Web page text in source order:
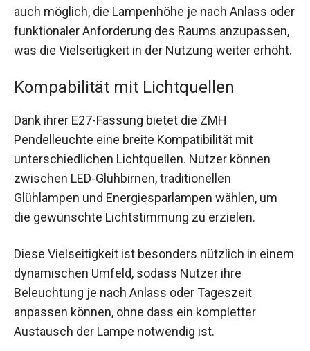
auch möglich, die Lampenhöhe je nach Anlass oder
funktionaler Anforderung des Raums anzupassen,
was die Vielseitigkeit in der Nutzung weiter erhöht.
Kompabilität mit Lichtquellen
Dank ihrer E27-Fassung bietet die ZMH
Pendelleuchte eine breite Kompatibilität mit
unterschiedlichen Lichtquellen. Nutzer können
zwischen LED-Glühbirnen, traditionellen
Glühlampen und Energiesparlampen wählen, um
die gewünschte Lichtstimmung zu erzielen.
Diese Vielseitigkeit ist besonders nützlich in einem
dynamischen Umfeld, sodass Nutzer ihre
Beleuchtung je nach Anlass oder Tageszeit
anpassen können, ohne dass ein kompletter
Austausch der Lampe notwendig ist.